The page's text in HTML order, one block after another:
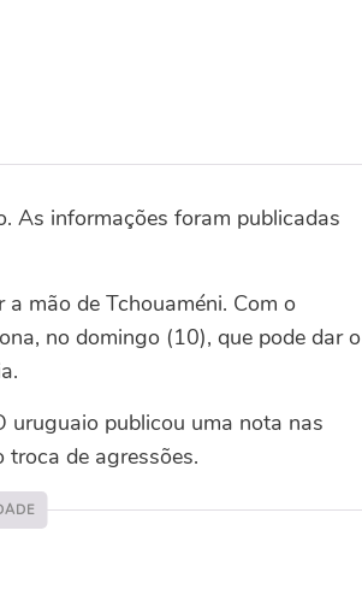
As informações foram publicadas
mão de Tchouaméni. Com o
no domingo (10), que pode dar o
uruguaio publicou uma nota nas
troca de agressões.